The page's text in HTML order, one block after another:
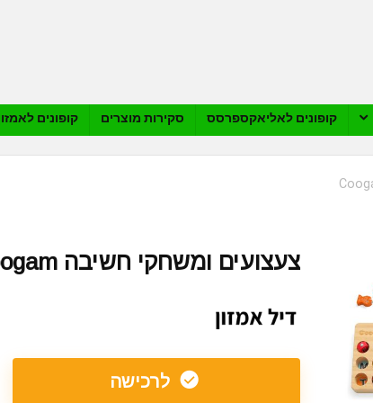
קופונים לאליאקספרסס סקירות מוצרים קופונים
צעצועים ומשחקי חשיבה Coogam
לרכישה